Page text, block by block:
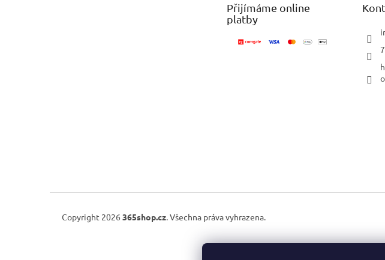
Přijímáme online
platby
Copyright 2026 365shop.cz. Všechna práva vyhrazena.